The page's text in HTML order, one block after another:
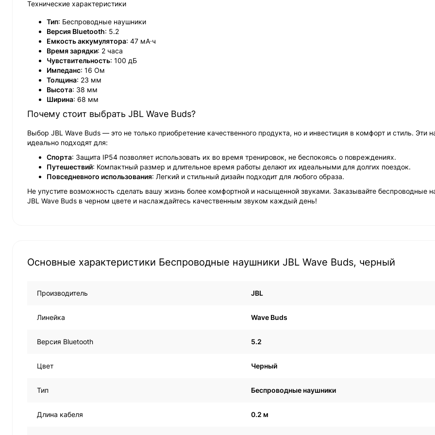
Технические характеристики
Тип: Беспроводные наушники
Версия Bluetooth: 5.2
Емкость аккумулятора: 47 мА·ч
Время зарядки: 2 часа
Чувствительность: 100 дБ
Импеданс: 16 Ом
Толщина: 23 мм
Высота: 38 мм
Ширина: 68 мм
Почему стоит выбрать JBL Wave Buds?
Выбор JBL Wave Buds — это не только приобретение качественного продукта, но и инвестиция в комфорт и стиль. Эти
идеально подходят для:
Спорта: Защита IP54 позволяет использовать их во время тренировок, не беспокоясь о повреждениях.
Путешествий: Компактный размер и длительное время работы делают их идеальными для долгих поездок.
Повседневного использования: Легкий и стильный дизайн подходит для любого образа.
Не упустите возможность сделать вашу жизнь более комфортной и насыщенной звуками. Заказывайте беспроводные
JBL Wave Buds в черном цвете и наслаждайтесь качественным звуком каждый день!
Основные характеристики Беспроводные наушники JBL Wave Buds, черный
Производитель JBL
Линейка Wave Buds
Версия Bluetooth 5.2
Цвет Черный
Тип Беспроводные наушники
Длина кабеля 0.2 м